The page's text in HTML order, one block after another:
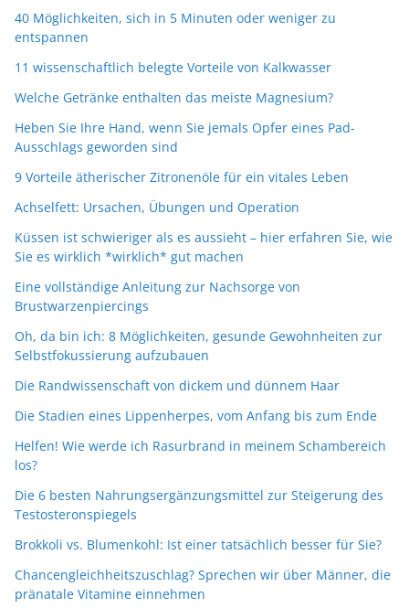
40 Möglichkeiten, sich in 5 Minuten oder weniger zu
entspannen
11 wissenschaftlich belegte Vorteile von Kalkwasser
Welche Getränke enthalten das meiste Magnesium?
Heben Sie Ihre Hand, wenn Sie jemals Opfer eines Pad-
Ausschlags geworden sind
9 Vorteile ätherischer Zitronenöle für ein vitales Leben
Achselfett: Ursachen, Übungen und Operation
Küssen ist schwieriger als es aussieht – hier erfahren Sie, wie
Sie es wirklich *wirklich* gut machen
Eine vollständige Anleitung zur Nachsorge von
Brustwarzenpiercings
Oh, da bin ich: 8 Möglichkeiten, gesunde Gewohnheiten zur
Selbstfokussierung aufzubauen
Die Randwissenschaft von dickem und dünnem Haar
Die Stadien eines Lippenherpes, vom Anfang bis zum Ende
Helfen! Wie werde ich Rasurbrand in meinem Schambereich
los?
Die 6 besten Nahrungsergänzungsmittel zur Steigerung des
Testosteronspiegels
Brokkoli vs. Blumenkohl: Ist einer tatsächlich besser für Sie?
Chancengleichheitszuschlag? Sprechen wir über Männer, die
pränatale Vitamine einnehmen